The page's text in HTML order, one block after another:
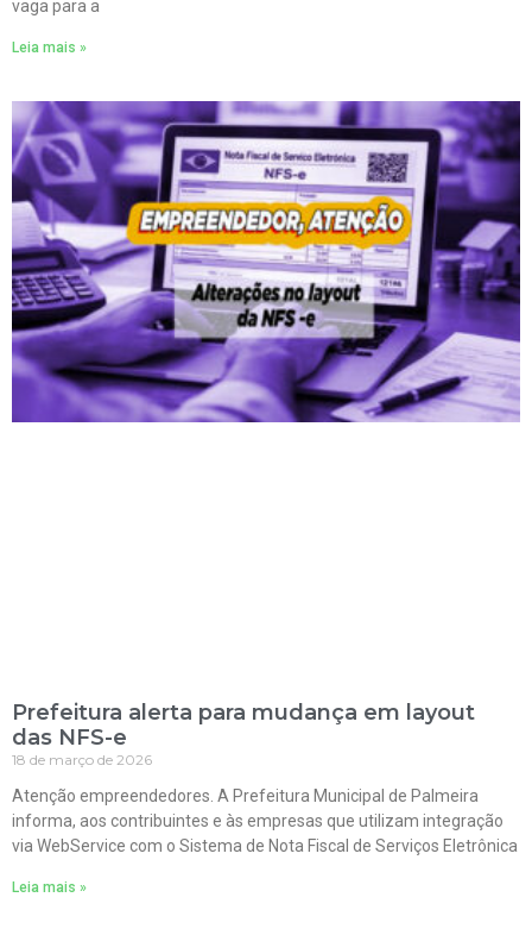
vaga para a
Leia mais »
Prefeitura alerta para mudança em layout
das NFS-e
18 de março de 2026
Atenção empreendedores. A Prefeitura Municipal de Palmeira
informa, aos contribuintes e às empresas que utilizam integração
via WebService com o Sistema de Nota Fiscal de Serviços Eletrônica
Leia mais »